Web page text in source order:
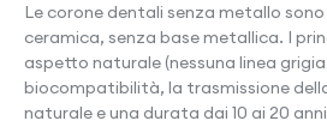
Le corone dentali senza metallo
ceramica, senza base metallica. I
aspetto naturale (nessuna linea
biocompatibilità, la trasmissione
naturale e una durata dai 10 ai 20